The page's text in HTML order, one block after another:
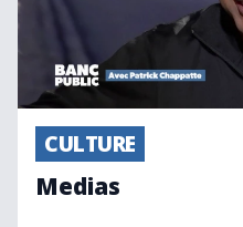
CULTURE
Medias